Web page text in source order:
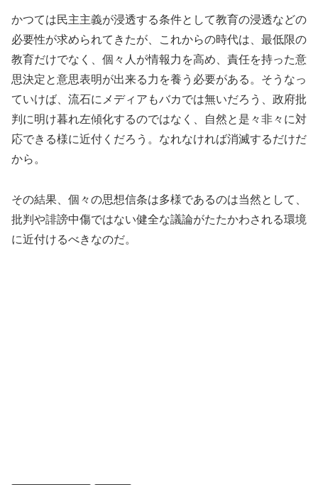
かつては民主主義が浸透する条件として教育の浸透などの
必要性が求められてきたが、これからの時代は、最低限の
教育だけでなく、個々人が情報力を高め、責任を持った意
思決定と意思表明が出来る力を養う必要がある。そうなっ
ていけば、流石にメディアもバカでは無いだろう、政府批
判に明け暮れ左傾化するのではなく、自然と是々非々に対
応できる様に近付くだろう。なれなければ消滅するだけだ
から。
その結果、個々の思想信条は多様であるのは当然として、
批判や誹謗中傷ではない健全な議論がたたかわされる環境
に近付けるべきなのだ。